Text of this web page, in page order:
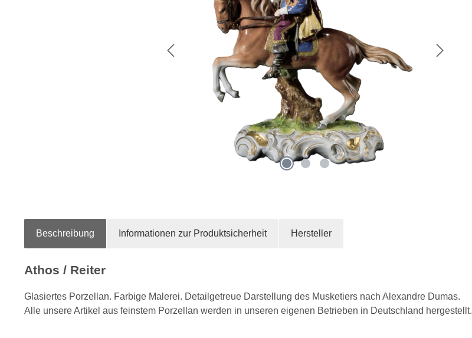
Beschreibung Informationen zur Produktsicherheit Hersteller
Athos / Reiter
Glasiertes Porzellan. Farbige Malerei. Detailgetreue Darstellung des Musketiers nach Alexandre Dumas.
Alle unsere Artikel aus feinstem Porzellan werden in unseren eigenen Betrieben in Deutschland hergestellt.